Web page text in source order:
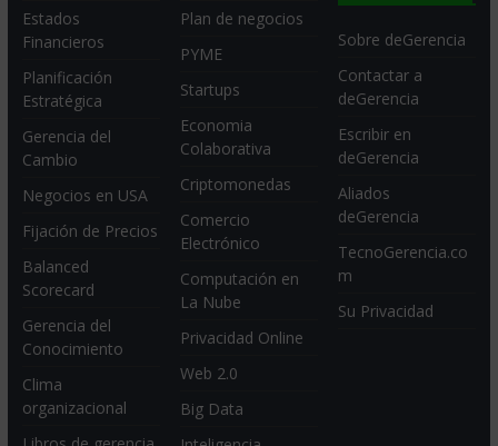
Estados
Financieros
Planificación
Estratégica
Gerencia del
Cambio
Negocios en USA
Fijación de Precios
Balanced
Scorecard
Gerencia del
Conocimiento
Clima
organizacional
Plan de negocios
PYME
Startups
Economia
Colaborativa
Criptomonedas
Comercio
Electrónico
Computación en
La Nube
Privacidad Online
Web 2.0
Big Data
Sobre deGerencia
Contactar a
deGerencia
Escribir en
deGerencia
Aliados
deGerencia
TecnoGerencia.co
m
Su Privacidad